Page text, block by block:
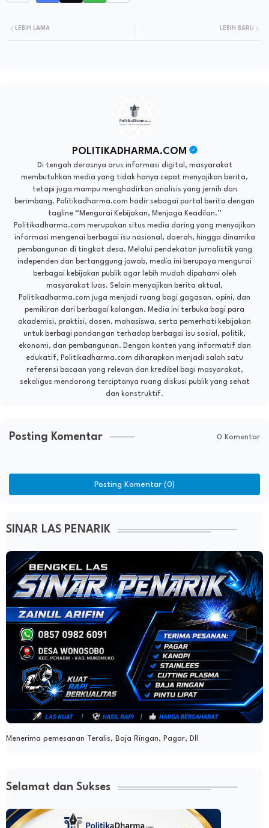
LEBIH BARU
LEBIH LAMA
POLITIKADHARMA.COM
Di tengah derasnya arus informasi digital, masyarakat
membutuhkan media yang tidak hanya cepat menyajikan berita,
tetapi juga mampu menghadirkan analisis yang jernih dan
berimbang. Politikadharma.com hadir sebagai portal berita dengan
tagline “Mengurai Kebijakan, Menjaga Keadilan.”
Politikadharma.com merupakan situs media daring yang menyajikan
informasi mengenai berbagai isu nasional, daerah, hingga dinamika
pembangunan di tingkat desa. Melalui pendekatan jurnalistik yang
independen dan bertanggung jawab, media ini berupaya mengurai
berbagai kebijakan publik agar lebih mudah dipahami oleh
masyarakat luas. Selain menyajikan berita aktual,
Politikadharma.com juga menjadi ruang bagi gagasan, opini, dan
pemikiran dari berbagai kalangan. Media ini terbuka bagi para
akademisi, praktisi, dosen, mahasiswa, serta pemerhati kebijakan
untuk berbagi pandangan terhadap berbagai isu sosial, politik,
ekonomi, dan pembangunan. Dengan konten yang informatif dan
edukatif, Politikadharma.com diharapkan menjadi salah satu
referensi bacaan yang relevan dan kredibel bagi masyarakat,
sekaligus mendorong terciptanya ruang diskusi publik yang sehat
dan konstruktif.
Posting Komentar 0 Komentar
Posting Komentar (0)
SINAR LAS PENARIK
Menerima pemesanan Teralis, Baja Ringan, Pagar, Dll
Selamat dan Sukses